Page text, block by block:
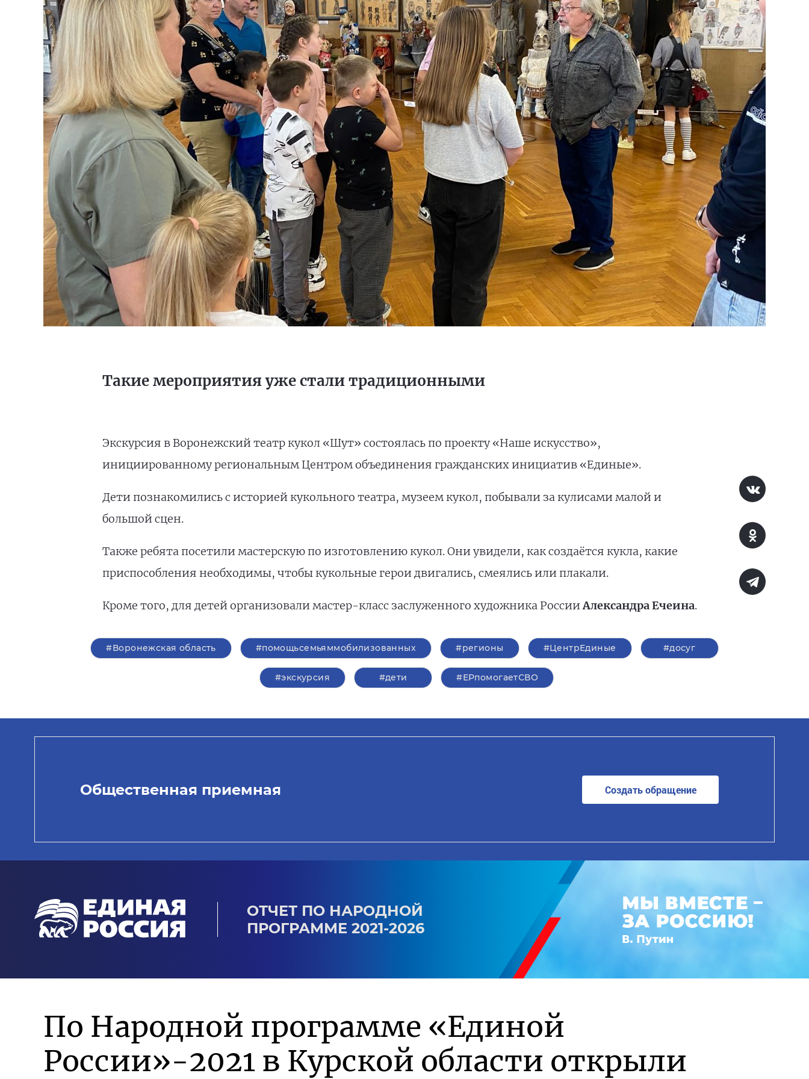
Такие мероприятия уже стали традиционными
Экскурсия в Воронежский театр кукол «Шут» состоялась по проекту «Наше искусство»,
инициированному региональным Центром объединения гражданских инициатив «Единые».
Дети познакомились с историей кукольного театра, музеем кукол, побывали за кулисами малой и
большой сцен.
Также ребята посетили мастерскую по изготовлению кукол. Они увидели, как создаётся кукла, какие
приспособления необходимы, чтобы кукольные герои двигались, смеялись или плакали.
Кроме того, для детей организовали мастер-класс заслуженного художника РоссииАлександра Ечеина.
#Воронежская область #помощьсемьяммобилизованных #регионы #ЦентрЕдиные #досуг
#экскурсия #дети #ЕРпомогаетСВО
Общественная приемная Создать обращение
ОТЧЕТ ПО НАРОДНОЙ
ПРОГРАММЕ 2021-2026
По Народной программе «Единой
России»-2021 в Курской области открыли